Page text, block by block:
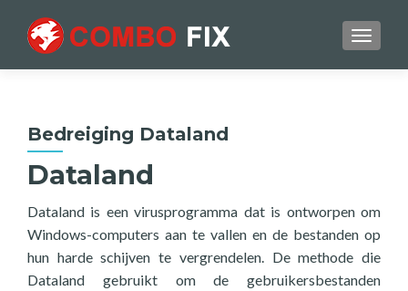
Bedreiging Dataland
Dataland
Dataland is een virusprogramma dat is ontworpen om
Windows-computers aan te vallen en de bestanden op
hun harde schijven te vergrendelen. De methode die
Dataland gebruikt om de gebruikersbestanden